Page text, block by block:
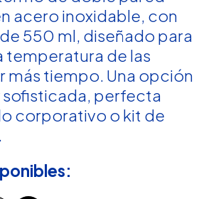
acero inoxidable, con
550 ml, diseñado para
temperatura de las
más tiempo. Una opción
perfecta
corporativo o kit de